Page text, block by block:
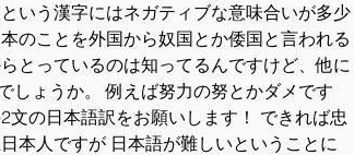
いう漢字にはネガティブな意味合いが多少
のことを外国から奴国とか倭国と言われる
とっているのは知ってるんですけど、他に
しょうか。 例えば努力の努とかダメです
文の日本語訳をお願いします！ できれば忠
本人ですが 日本語が難しいということに